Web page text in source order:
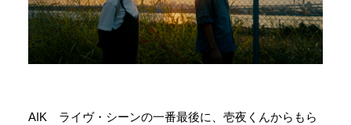
AIK ライヴ・シーンの一番最後に、壱夜くんからもら